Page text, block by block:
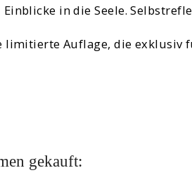
in die Seele.
limitierte Auflage, die exklusiv
gekauft: